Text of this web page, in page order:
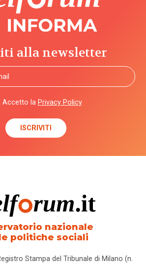
alla newsletter
Accetto la Privacy Policy
nazionale
politiche sociali
Stampa del Tribunale di Milano (n.